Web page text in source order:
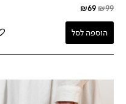
₪99
₪69
הוספה לסל